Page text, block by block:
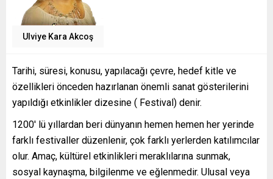
Ulviye Kara Akcoş
Tarihi, süresi, konusu, yapılacağı çevre, hedef kitle ve
özellikleri önceden hazırlanan önemli sanat gösterilerini
yapıldığı etkinlikler dizesine ( Festival) denir.
1200′ lü yıllardan beri dünyanın hemen hemen her yerinde
farklı festivaller düzenlenir, çok farklı yerlerden katılımcılar
olur. Amaç, kültürel etkinlikleri meraklılarına sunmak,
sosyal kaynaşma, bilgilenme ve eğlenmedir. Ulusal veya